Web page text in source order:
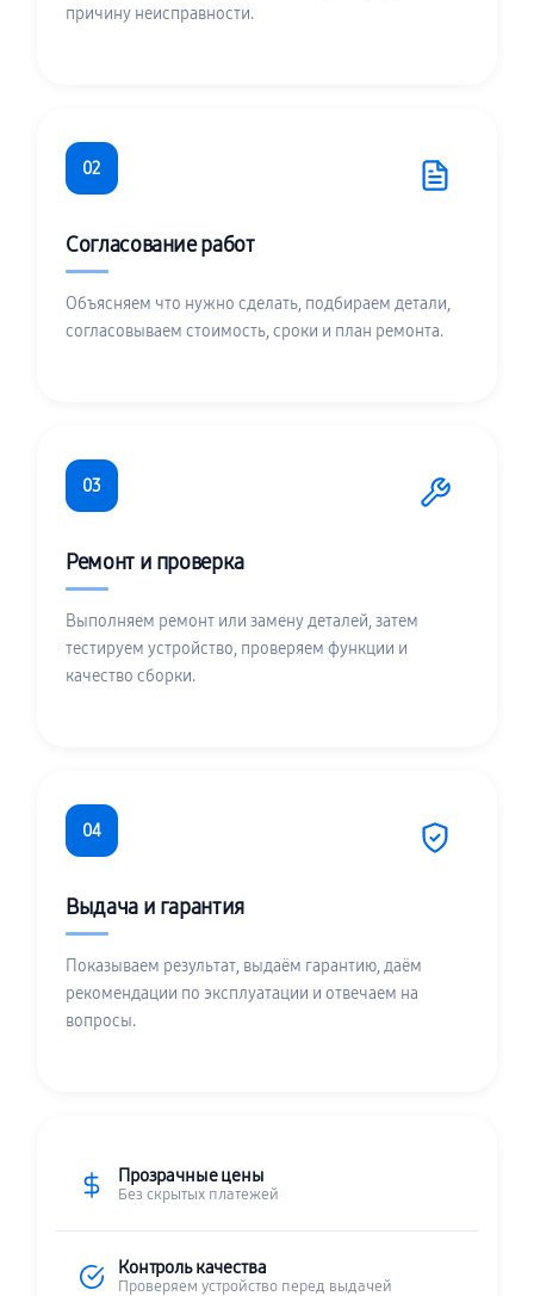
причину неисправности.
02
Согласование работ
Объясняем что нужно сделать, подбираем детали,
согласовываем стоимость, сроки и план ремонта.
03
Ремонт и проверка
Выполняем ремонт или замену деталей, затем
тестируем устройство, проверяем функции и
качество сборки.
04
Выдача и гарантия
Показываем результат, выдаём гарантию, даём
рекомендации по эксплуатации и отвечаем на
вопросы.
Прозрачные цены
Без скрытых платежей
Контроль качества
Проверяем устройство перед выдачей